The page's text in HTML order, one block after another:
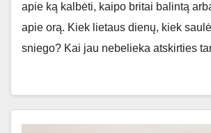
apie ką kalbėti, kaipo britai balintą
apie orą. Kiek lietaus dienų, kiek
sniego? Kai jau nebelieka atskirties